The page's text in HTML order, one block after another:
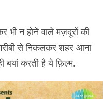
भी न होने वाले मज़दूरों की
से निकलकर शहर आना
बयां करती है ये फ़िल्म.